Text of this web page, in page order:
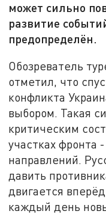
может сильно
развитие
предопределён.
Обозреватель
отметил, что
конфликта
выбором. Такая
критическим
участках фронта
направлений.
давить
двигается
каждый день